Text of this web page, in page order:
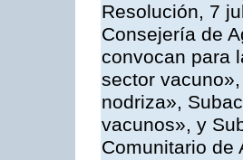
Resolución, 7
Consejería de
convocan para
sector
nodriza»,
vacunos», y
Comunitario de